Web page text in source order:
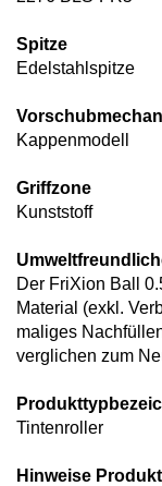
Spitze
Edelstahlspitze
Kappenmodell
Griffzone
Kunststoff
Der FriXion Ball
Material (exkl.
maliges
verglichen zum
Tintenroller
Hinweise